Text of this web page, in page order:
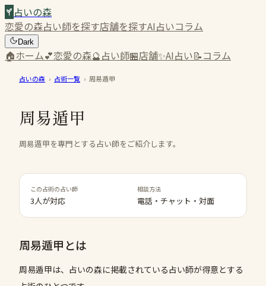
占いの森
恋愛の森占い師を探す店舗を探すAI占いコラム
Dark
🏠ホーム💕恋愛の森🔮占い師🏪店舗✨AI占い📝コラム
占いの森 › 占術一覧 › 周易遁甲
周易遁甲
周易遁甲を専門とする占い師をご紹介します。
この占術の占い師
3人が対応
相談方法
電話・チャット・対面
周易遁甲 とは
周易遁甲は、占いの森に掲載されている占い師が得意とする